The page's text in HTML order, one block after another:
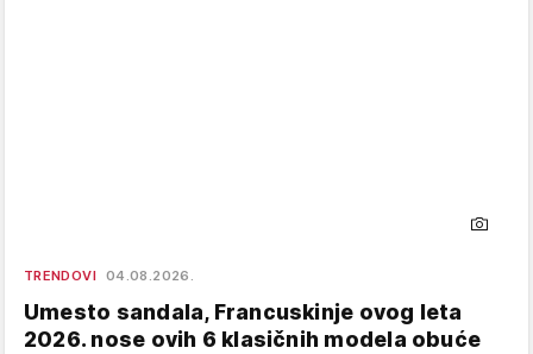
TRENDOVI 04.08.2026.
Umesto sandala, Francuskinje ovog leta
2026. nose ovih 6 klasičnih modela obuće